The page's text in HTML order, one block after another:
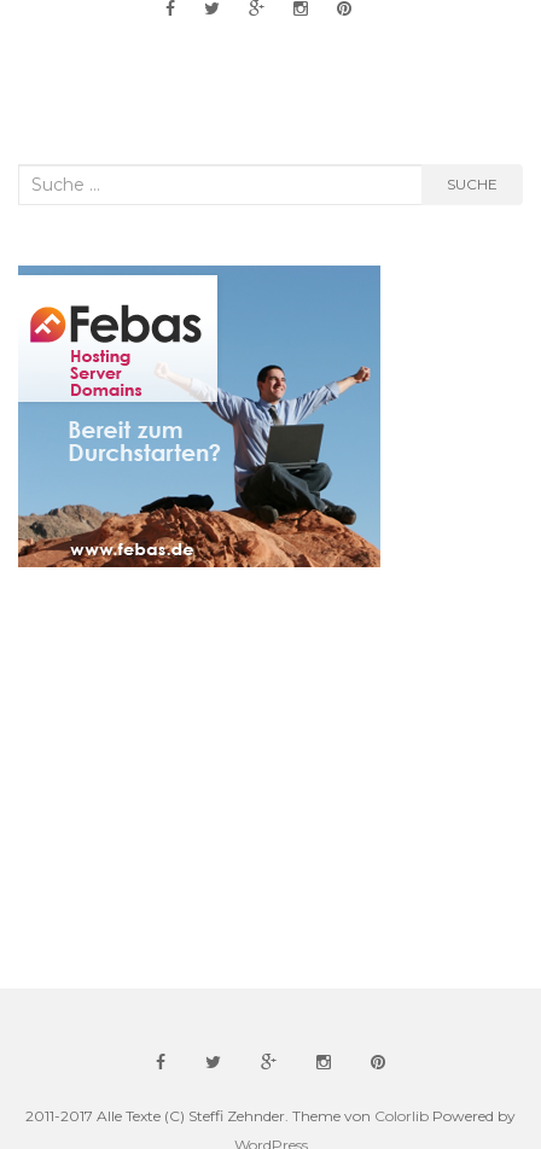
Suche
SUCHE
2011-2017 Alle Texte (C) Steffi Zehnder. Theme von Colorlib Powered by
WordPress